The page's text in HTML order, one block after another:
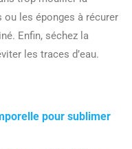
les éponges à récurer
Enfin, séchez la
les traces d’eau.
pour sublimer